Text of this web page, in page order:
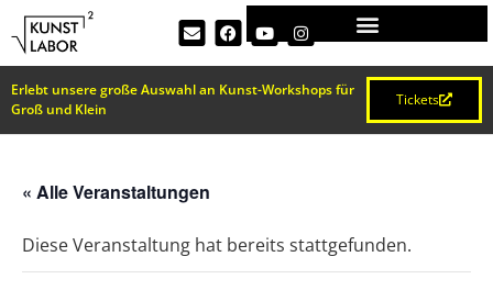
Erlebt unsere große Auswahl an Kunst-Workshops für
Groß und Klein
Tickets
« Alle Veranstaltungen
Diese Veranstaltung hat bereits stattgefunden.